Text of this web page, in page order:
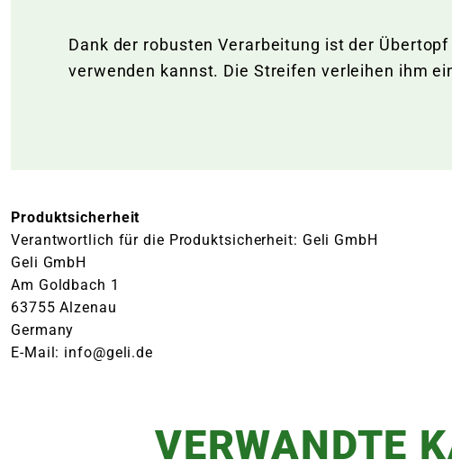
Dank der robusten Verarbeitung ist der
verwenden kannst. Die Streifen verleihen ihm
Produktsicherheit
Verantwortlich für die Produktsicherheit: Geli GmbH
Geli GmbH
Am Goldbach 1
63755 Alzenau
Germany
E-Mail: info@geli.de
VERWANDTE